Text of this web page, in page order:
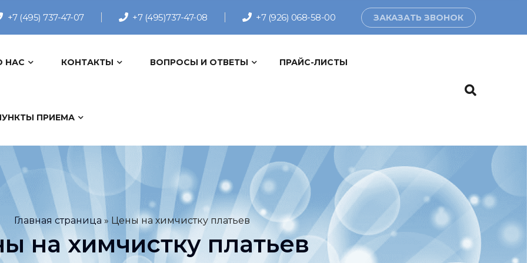
+7 (495) 737-47-07 +7 (495)737-47-08 +7 (926) 068-58-00 ЗАКАЗАТЬ ЗВОНОК
НАС КОНТАКТЫ ВОПРОСЫ И ОТВЕТЫ ПРАЙС-ЛИСТЫ
ПРИЕМА
Главная страница » Цены на химчистку платьев
на химчистку платьев